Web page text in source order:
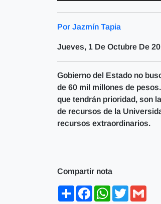
Por Jazmín Tapia
Jueves, 1 De Octubre De
Gobierno del Estado no
de 60 mil millones de
que tendrán prioridad, son
de recursos de la
recursos extraordinarios.
Compartir nota
ShareFacebookWhatsApp
Twitter